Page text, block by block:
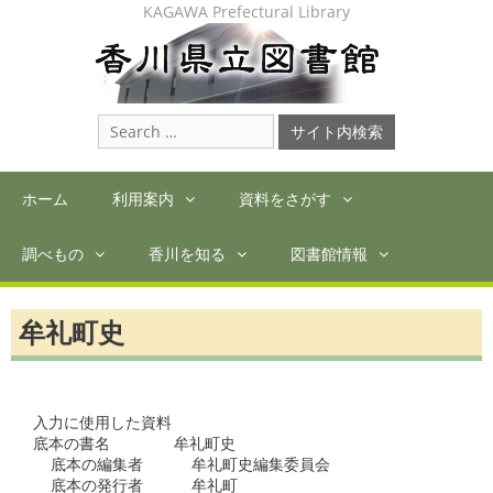
KAGAWA Prefectural Library
Search
for:
ホーム 利用案内 資料をさがす
調べもの 香川を知る 図書館情報
牟礼町史
入力に使用した資料
底本の書名	牟礼町史
  底本の編集者	  牟礼町史編集委員会
  底本の発行者	  牟礼町